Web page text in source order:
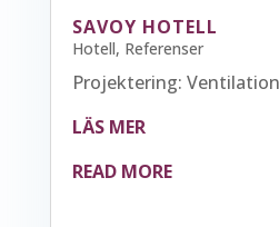
SAVOY HOTELL
Hotell, Referenser
Projektering: Ventilation
LÄS MER
READ MORE